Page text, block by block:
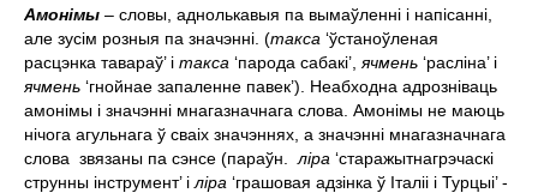
Амонiмы – словы, аднолькавыя па вымаўленнi i напiсаннi,
але зусiм розныя па значэннi. (такса ‘ўстаноўленая
расцэнка тавараў’ і такса ‘парода сабакі’, ячмень ‘расліна’ і
ячмень ‘гнойнае запаленне павек’). Неабходна адрозніваць
амонімы і значэнні мнагазначнага слова. Амонімы не маюць
нічога агульнага ў сваіх значэннях, а значэнні мнагазначнага
слова звязаны па сэнсе (параўн. ліра ‘старажытнагрэчаскі
струнны інструмент’ і ліра ‘грашовая адзінка ў Італіі і Турцыі’ -